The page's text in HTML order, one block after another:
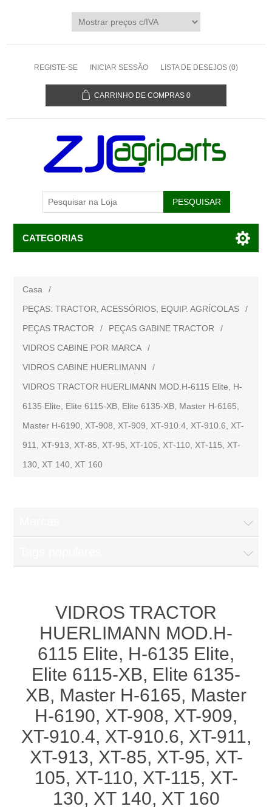
REGISTE-SE INICIAR SESSÃO LISTA DE DESEJOS (0)
CARRINHO DE COMPRAS 0
CATEGORIAS
Casa
/
PEÇAS: TRACTOR, ACESSÓRIOS, EQUIP. AGRÍCOLAS
/
PEÇAS TRACTOR
/ PEÇAS GABINE TRACTOR
/
VIDROS CABINE POR MARCA
/
VIDROS CABINE HUERLIMANN
/
VIDROS TRACTOR HUERLIMANN MOD.H-6115 Elite, H-
6135 Elite, Elite 6115-XB, Elite 6135-XB, Master H-6165,
Master H-6190, XT-908, XT-909, XT-910.4, XT-910.6, XT-
911, XT-913, XT-85, XT-95, XT-105, XT-110, XT-115, XT-
130, XT 140, XT 160
VIDROS TRACTOR
HUERLIMANN MOD.H-
6115 Elite, H-6135 Elite,
Elite 6115-XB, Elite 6135-
XB, Master H-6165, Master
H-6190, XT-908, XT-909,
XT-910.4, XT-910.6, XT-911,
XT-913, XT-85, XT-95, XT-
105, XT-110, XT-115, XT-
130, XT 140, XT 160